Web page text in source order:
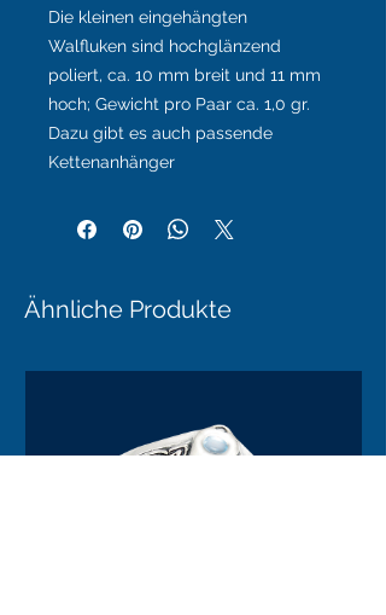
Die kleinen eingehängten
Walfluken sind hochglänzend
poliert, ca. 10 mm breit und 11 mm
hoch; Gewicht pro Paar ca. 1,0 gr.
Dazu gibt es auch passende
Kettenanhänger
Ähnliche Produkte